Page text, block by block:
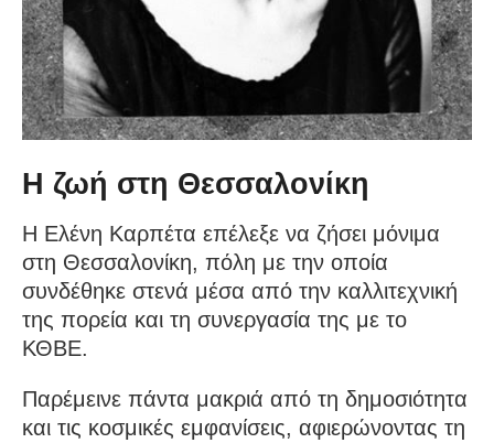
Η ζωή στη Θεσσαλονίκη
Η Ελένη Καρπέτα επέλεξε να ζήσει μόνιμα
στη Θεσσαλονίκη, πόλη με την οποία
συνδέθηκε στενά μέσα από την καλλιτεχνική
της πορεία και τη συνεργασία της με το
ΚΘΒΕ.
Παρέμεινε πάντα μακριά από τη δημοσιότητα
και τις κοσμικές εμφανίσεις, αφιερώνοντας τη